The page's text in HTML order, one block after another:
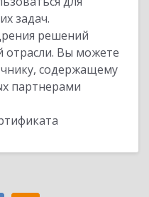
задач.
решений
отрасли. Вы можете
содержащему
партнерами